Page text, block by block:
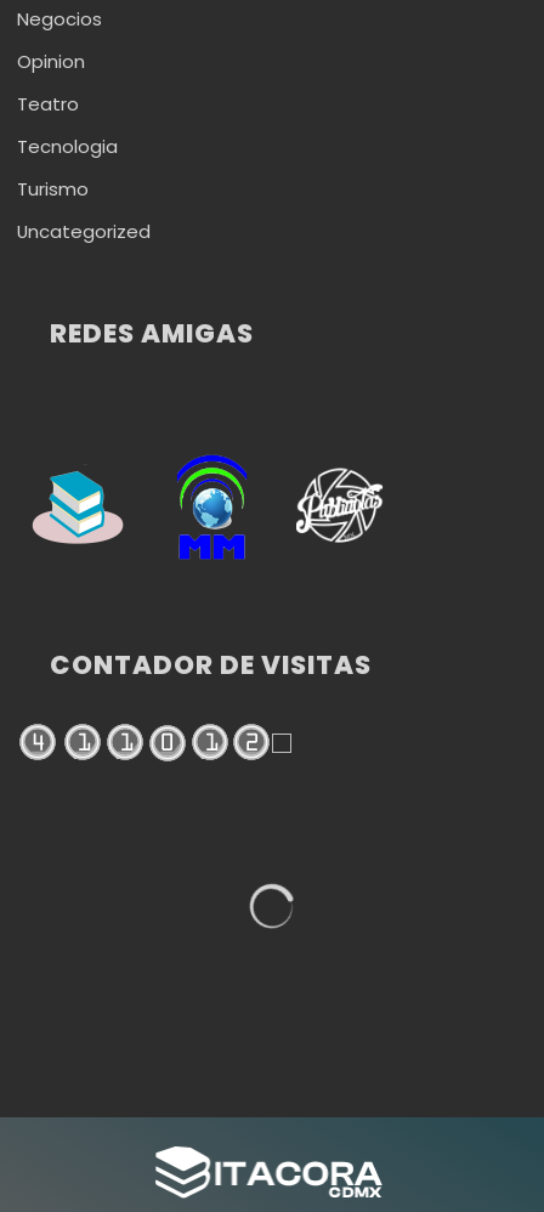
Negocios
Opinion
Teatro
Tecnologia
Turismo
Uncategorized
REDES AMIGAS
CONTADOR DE VISITAS